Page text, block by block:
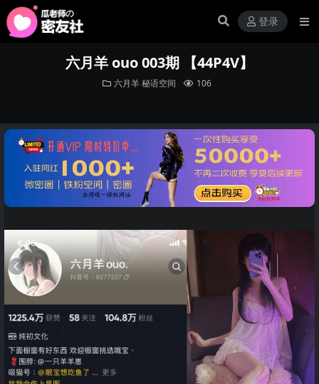
登录
六月羊 ouo 003期 【44P4V】
六月羊 秘语空间 106